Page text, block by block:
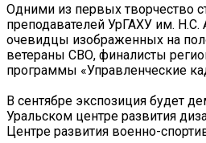
Одними из первых творчество
преподавателей УрГАХУ им.
очевидцы изображенных на
ветераны СВО, финалисты
программы «Управленческие
В сентябре экспозиция будет
Уральском центре развития
Центре развития военно-